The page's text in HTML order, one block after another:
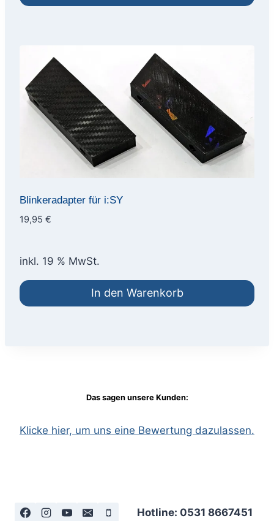
Blinkeradapter für i:SY
19,95 €
inkl. 19 % MwSt.
In den Warenkorb
Das sagen unsere Kunden:
Klicke hier, um uns eine Bewertung dazulassen.
Hotline: 0531 8667451